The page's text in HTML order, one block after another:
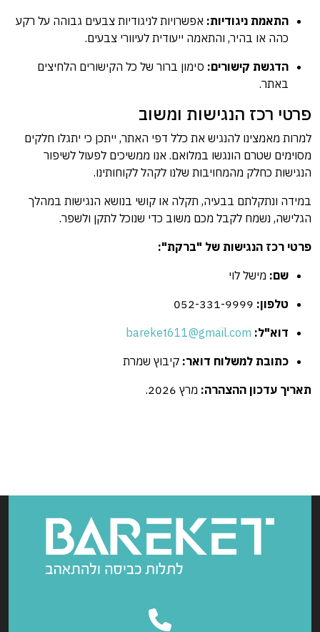
התאמת ניגודיות: אפשרויות לניגודיות צבעים גבוהה על רקע
כהה או בהיר, והתאמה ייעודית לעיוורי צבעים.
הדגשת קישורים: סימון ברור של כל הקישורים הלחיצים
באתר.
פרטי רכז הנגישות ומשוב
למרות מאמצינו להנגיש את כלל דפי האתר, ייתכן כי יתגלו חלקים
מסוימים שטרם הונגשו במלואם. אנו ממשיכים לפעול לשיפור
הנגישות כחלק מהמחויבות שלנו לקהל לקוחותינו.
במידה ונתקלתם בבעיה, תקלה או קושי בנושא הנגישות במהלך
הגלישה, נשמח לקבל מכם משוב כדי שנוכל לתקן ולשפר.
פרטי רכז הנגישות של "ברקת":
שם: מישל לוי
טלפון:
דוא"ל: bareket611@gmail.com
כתובת למשלוח דואר: קיבוץ שמרת
תאריך עדכון ההצהרה: מרץ 2026.